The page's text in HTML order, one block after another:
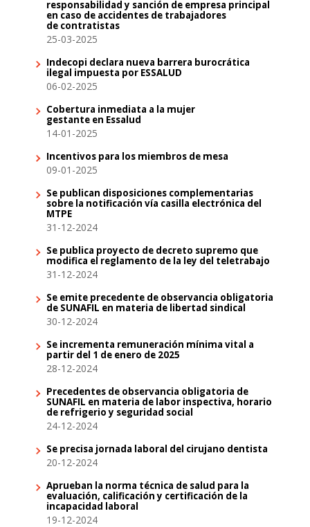
responsabilidad y sanción de empresa principal
en caso de accidentes de trabajadores
de contratistas
25-03-2025
Indecopi declara nueva barrera burocrática
ilegal impuesta por ESSALUD
06-02-2025
Cobertura inmediata a la mujer
gestante en Essalud
14-01-2025
Incentivos para los miembros de mesa
09-01-2025
Se publican disposiciones complementarias
sobre la notificación vía casilla electrónica del
MTPE
31-12-2024
Se publica proyecto de decreto supremo que
modifica el reglamento de la ley del teletrabajo
31-12-2024
Se emite precedente de observancia obligatoria
de SUNAFIL en materia de libertad sindical
30-12-2024
Se incrementa remuneración mínima vital a
partir del 1 de enero de 2025
28-12-2024
Precedentes de observancia obligatoria de
SUNAFIL en materia de labor inspectiva, horario
de refrigerio y seguridad social
24-12-2024
Se precisa jornada laboral del cirujano dentista
20-12-2024
Aprueban la norma técnica de salud para la
evaluación, calificación y certificación de la
incapacidad laboral
19-12-2024